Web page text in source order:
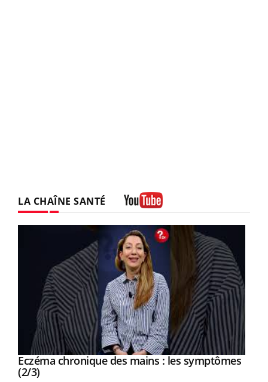
LA CHAÎNE SANTÉ
Youtube
Eczéma chronique des mains : les symptômes
(2/3)Youtube